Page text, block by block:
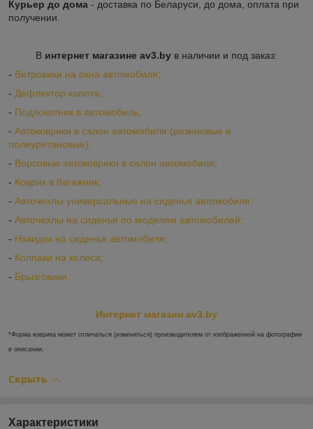
Курьер до дома - доставка по Беларуси, до дома, оплата при
получении.
В интернет магазине av3.by в наличии и под заказ:
- Ветровики на окна автомобиля;
- Дефлектор капота;
- Подлокотник в автомобиль;
- Автоковрики в салон автомобиля (резиновые и
полиуретановые);
- Ворсовые автоковрики в салон автомобиля;
- Коврик в багажник;
- Авточехлы универсальные на сиденья автомобиля;
- Авточехлы на сиденья по моделям автомобилей;
- Накидки на сиденья автомобиля;
- Колпаки на колеса;
- Брызговики.
Интернет магазин av3.by
*Форма коврика может отличаться (изменяться) производителем от изображенной на фотографии
в описании.
Скрыть
Характеристики